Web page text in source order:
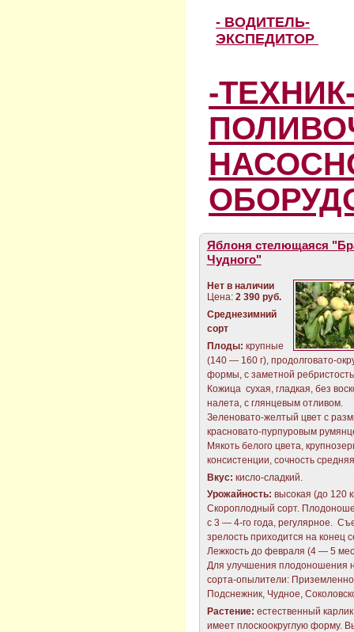
- ВОДИТЕЛЬ-
ЭКСПЕДИТОР
-
Яблоня стелющаяся
Чудного"
Нет в наличии
Цена: 2 390 руб.
Среднезимний
сорт
Плоды: крупные
(140 — 160 г), продолговато-
формы, с заметной
Кожица сухая, гладкая, без
налета, с глянцевым отливом.
Зеленовато-желтый цвет с
красновато-пурпуровым
Мякоть белого цвета,
консистенции, сочность
Вкус: кисло-сладкий.
Урожайность: высокая (до 120
Скороплодный сорт.
с 3 — 4-го года, регулярное.
зрелость приходится на конец
Лежкость до февраля (4 — 5
Для улучшения плодоношения
сорта-опылители:
Подснежник, Чудное,
Растение: естественный
имеет плоскоокруглую форму.